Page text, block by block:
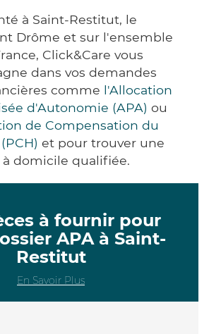
à Saint-Restitut, le
Drôme et sur l'ensemble
Click&Care vous
dans vos demandes
comme l'Allocation
d'Autonomie (APA) ou
de Compensation du
et pour trouver une
à domicile qualifiée.
à fournir pour
APA à Saint-
Restitut
En Savoir Plus